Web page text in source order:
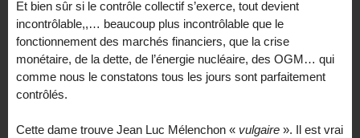
Et bien sûr si le contrôle collectif s’exerce, tout devient
incontrôlable,,… beaucoup plus incontrôlable que le
fonctionnement des marchés financiers, que la crise
monétaire, de la dette, de l’énergie nucléaire, des OGM… qui
comme nous le constatons tous les jours sont parfaitement
contrôlés.
Cette dame trouve Jean Luc Mélenchon « vulgaire ». Il est vrai